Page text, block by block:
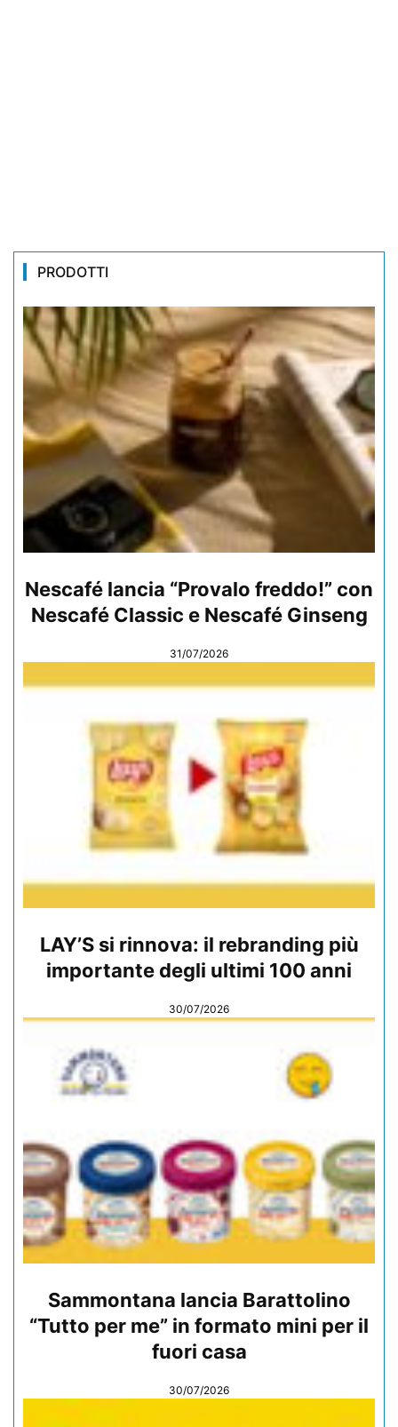
PRODOTTI
Nescafé lancia “Provalo freddo!” con
Nescafé Classic e Nescafé Ginseng
31/07/2026
LAY’S si rinnova: il rebranding più
importante degli ultimi 100 anni
30/07/2026
Sammontana lancia Barattolino
“Tutto per me” in formato mini per il
fuori casa
30/07/2026